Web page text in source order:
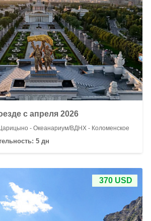
с апреля 2026
- Океанариум/ВДНХ - Коломенское
5 дн
370 USD